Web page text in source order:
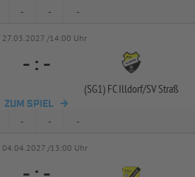
- - -
27.03.2027 /14:00 Uhr
- : -
(SG1) FC Illdorf/SV Straß
ZUM SPIEL
- - -
04.04.2027 /13:00 Uhr